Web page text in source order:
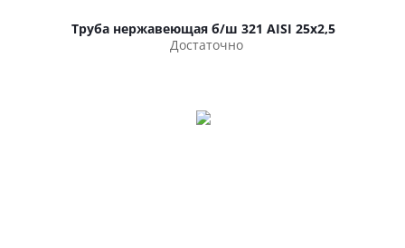
Труба нержавеющая б/ш 321 AISI 25х2,5
Достаточно